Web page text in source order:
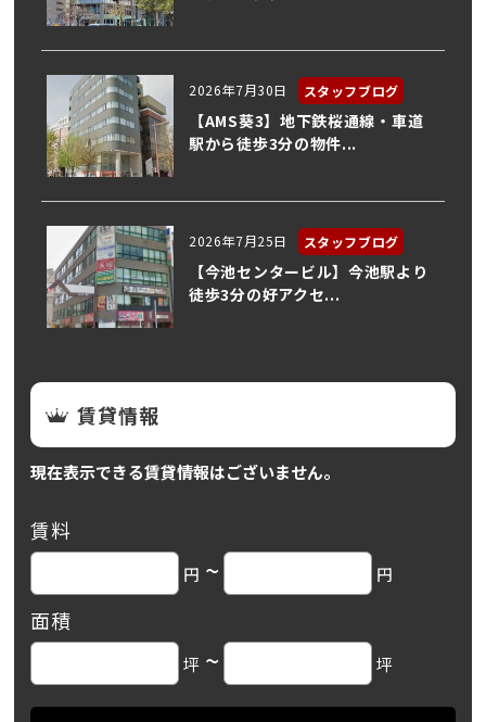
2026年7月30日 スタッフブログ
【AMS葵3】地下鉄桜通線・車道
駅から徒歩3分の物件...
2026年7月25日 スタッフブログ
【今池センタービル】今池駅より
徒歩3分の好アクセ...
賃貸情報
現在表示できる賃貸情報はございません。
賃料
円 ~ 円
面積
坪 ~ 坪